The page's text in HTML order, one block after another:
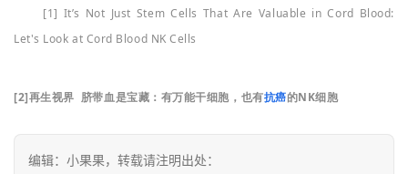
[1] It’s Not Just Stem Cells That Are Valuable in Cord Blood:
Let's Look at Cord Blood NK Cells
[2]再生视界 脐带血是宝藏：有万能干细胞，也有抗癌的NK细胞
编辑：小果果，转载请注明出处：